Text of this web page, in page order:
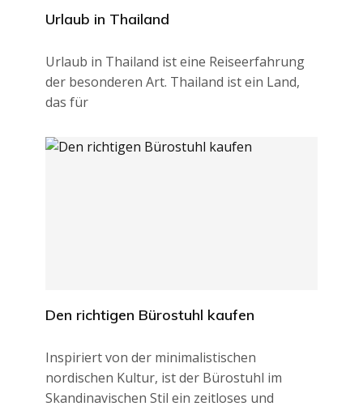
Urlaub in Thailand
Urlaub in Thailand ist eine Reiseerfahrung
der besonderen Art. Thailand ist ein Land,
das für
Den richtigen Bürostuhl kaufen
Inspiriert von der minimalistischen
nordischen Kultur, ist der Bürostuhl im
Skandinavischen Stil ein zeitloses und